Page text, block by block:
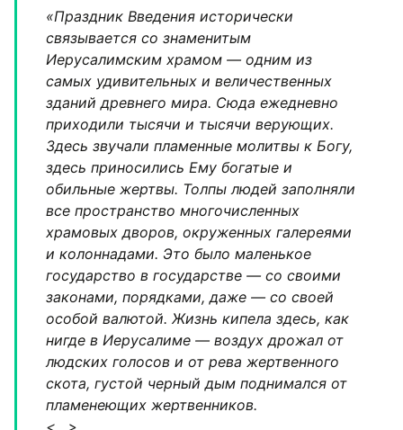
«Праздник Введения исторически
связывается со знаменитым
Иерусалимским храмом — одним из
самых удивительных и величественных
зданий древнего мира. Сюда ежедневно
приходили тысячи и тысячи верующих.
Здесь звучали пламенные молитвы к Богу,
здесь приносились Ему богатые и
обильные жертвы. Толпы людей заполняли
все пространство многочисленных
храмовых дворов, окруженных галереями
и колоннадами. Это было маленькое
государство в государстве — со своими
законами, порядками, даже — со своей
особой валютой. Жизнь кипела здесь, как
нигде в Иерусалиме — воздух дрожал от
людских голосов и от рева жертвенного
скота, густой черный дым поднимался от
пламенеющих жертвенников.
<…>